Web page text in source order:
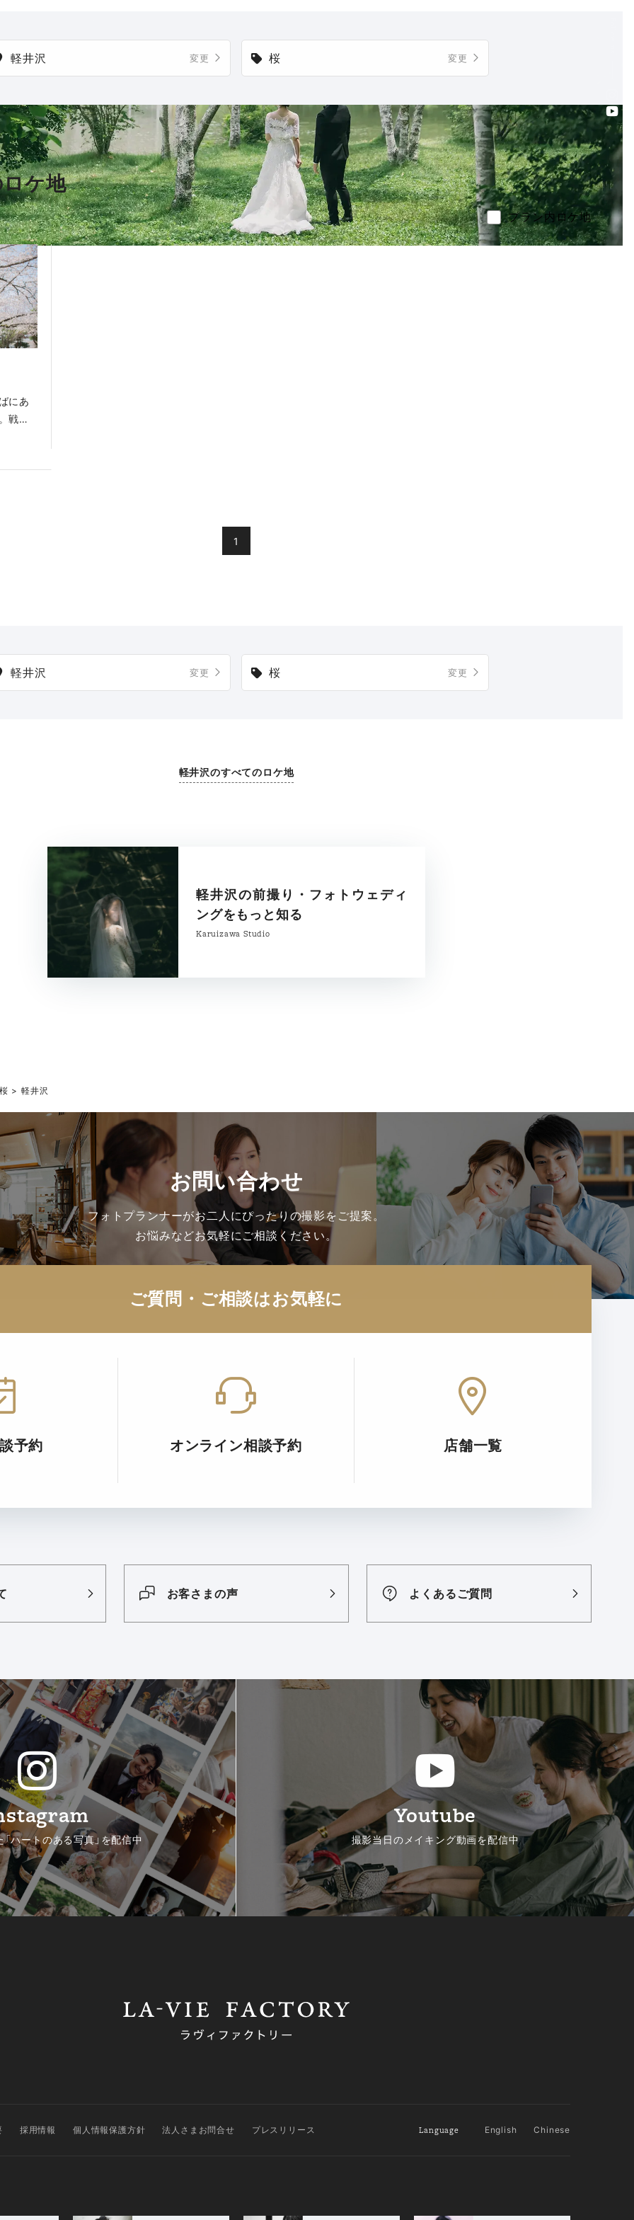
軽井沢 変更 桜 変更
ケ地
プラン内ロケ地
にあ
戦国
年を
1
軽井沢 変更 桜 変更
軽井沢のすべてのロケ地
軽井沢の前撮り・フォトウェディ
ングをもっと知る
Karuizawa Studio
軽井沢
お問い合わせ
フォトプランナーがお二人にぴったりの撮影をご提案。
お悩みなどお気軽にご相談ください。
ご質問・ご相談はお気軽に
予約 オンライン相談予約 店舗一覧
お客さまの声 よくあるご質問
ハートのある写真」を配信中
Youtube
撮影当日のメイキング動画を配信中
採用情報 個人情報保護方針 法人さまお問合せ プレスリリース Language English Chinese